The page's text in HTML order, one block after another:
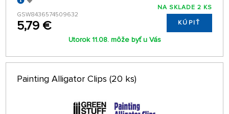
GSW8436574509632
5,79 €
NA SKLADE 2 KS
KÚPIŤ
Utorok 11.08. môže byť u Vás
Painting Alligator Clips (20 ks)